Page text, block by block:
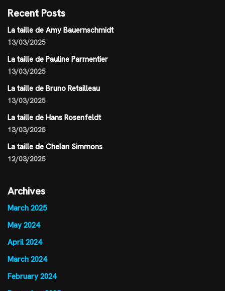
Recent Posts
La taille de Amy Bauernschmidt
13/03/2025
La taille de Pauline Parmentier
13/03/2025
La taille de Bruno Retailleau
13/03/2025
La taille de Hans Rosenfeldt
13/03/2025
La taille de Chelan Simmons
12/03/2025
Archives
March 2025
May 2024
April 2024
March 2024
February 2024